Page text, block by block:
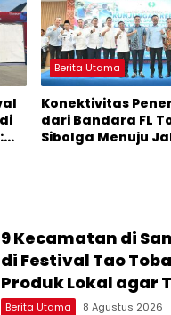
Berita Utama
Konektivitas
dari Bandara FL
Sibolga Menuju
9 Kecamatan di
di Festival Tao
Produk Lokal agar
Berita Utama 8 Agustus 2026